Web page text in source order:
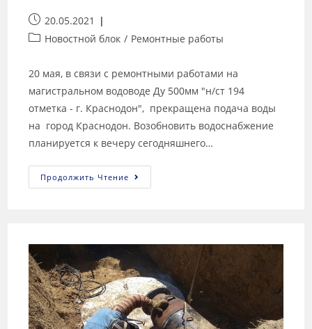
20.05.2021
Новостной блок / Ремонтные работы
20 мая, в связи с ремонтными работами на
магистральном водоводе Ду 500мм "н/ст 194
отметка - г. Краснодон", прекращена подача воды
на город Краснодон. Возобновить водоснабжение
планируется к вечеру сегодняшнего…
Продолжить Чтение